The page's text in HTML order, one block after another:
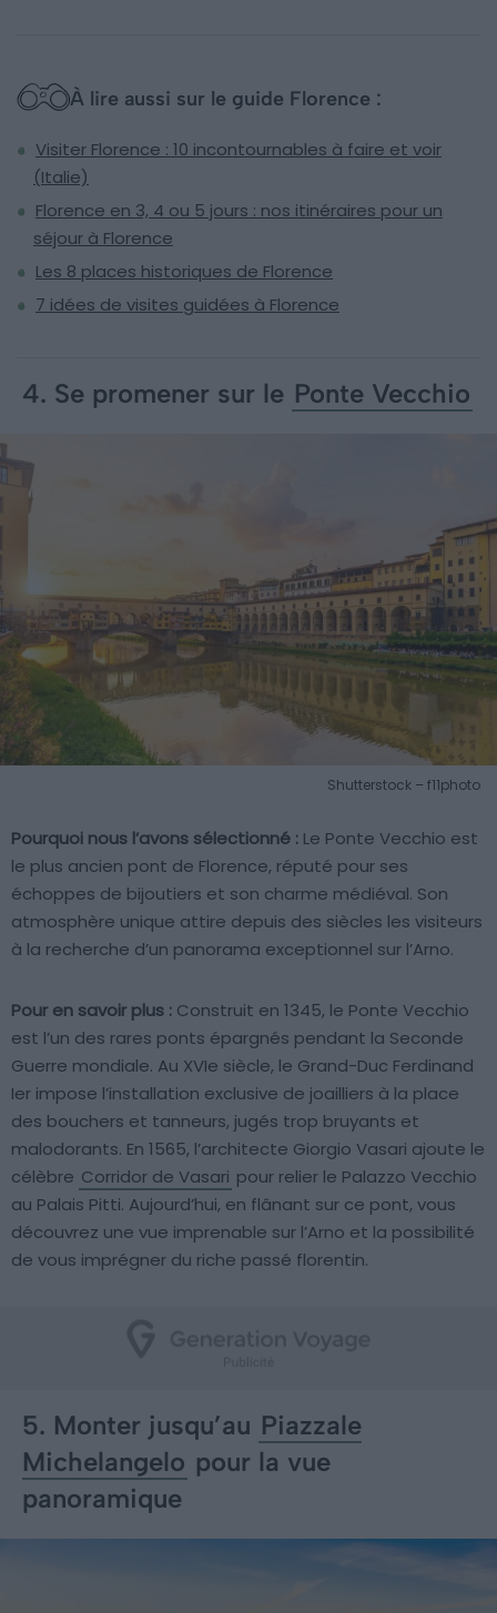
À lire aussi sur le guide Florence :
Visiter Florence : 10 incontournables à faire et voir
(Italie)
Florence en 3, 4 ou 5 jours : nos itinéraires pour un
séjour à Florence
Les 8 places historiques de Florence
7 idées de visites guidées à Florence
4. Se promener sur le Ponte Vecchio
Shutterstock – f11photo
Pourquoi nous l’avons sélectionné : Le Ponte Vecchio est
le plus ancien pont de Florence, réputé pour ses
échoppes de bijoutiers et son charme médiéval. Son
atmosphère unique attire depuis des siècles les visiteurs
à la recherche d’un panorama exceptionnel sur l’Arno.
Pour en savoir plus : Construit en 1345, le Ponte Vecchio
est l’un des rares ponts épargnés pendant la Seconde
Guerre mondiale. Au XVIe siècle, le Grand-Duc Ferdinand
Ier impose l’installation exclusive de joailliers à la place
des bouchers et tanneurs, jugés trop bruyants et
malodorants. En 1565, l’architecte Giorgio Vasari ajoute le
célèbre Corridor de Vasari pour relier le Palazzo Vecchio
au Palais Pitti. Aujourd’hui, en flânant sur ce pont, vous
découvrez une vue imprenable sur l’Arno et la possibilité
de vous imprégner du riche passé florentin.
5. Monter jusqu’au Piazzale
Michelangelo pour la vue
panoramique